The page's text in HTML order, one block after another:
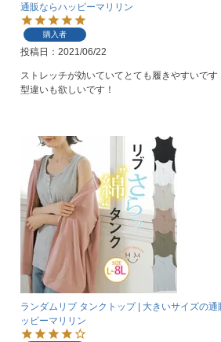
通販ならハッピーマリリン
購入者
投稿日 2021/06/22
ストレッチが効いていてとても履きやすいです
型違いも欲しいです！
ランダムリブ タンクトップ | 大きいサイズの通
ッピーマリリン